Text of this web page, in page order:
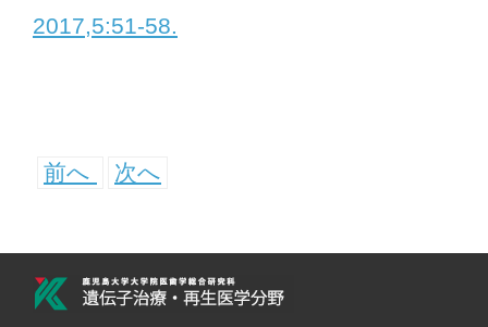
2017,5:51-58.
前へ 次へ